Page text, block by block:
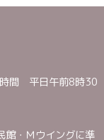
間 平日午前8時30
・Ｍウイングに準